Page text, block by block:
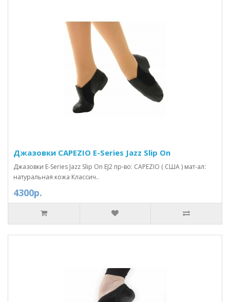
Джазовки CAPEZIO E-Series Jazz Slip On
Джазовки E-Series Jazz Slip On EJ2 пр-во: CAPEZIO ( США ) мат-ал:
натуральная кожа Классич..
4300р.